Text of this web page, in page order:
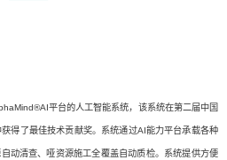
平台的人工智能系统，该系统在第二届中国
得了最佳技术贡献奖。系统通过AI能力平台承载各种
动清查、哑资源施工全覆盖自动质检。系统提供方便